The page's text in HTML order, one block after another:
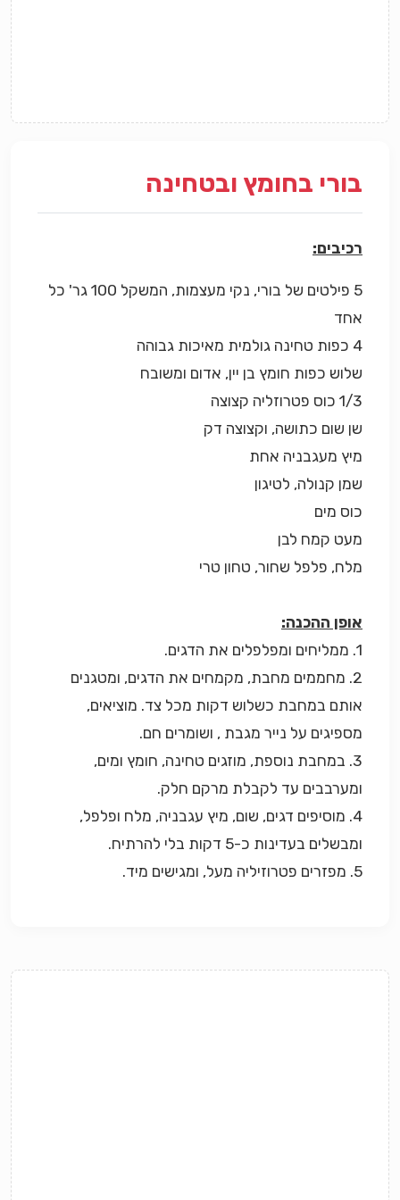
בורי בחומץ ובטחינה
רכיבים:
5 פילטים של בורי, נקי מעצמות, המשקל 100 גר' כל
אחד
4 כפות טחינה גולמית מאיכות גבוהה
שלוש כפות חומץ בן יין, אדום ומשובח
1/3 כוס פטרוזליה קצוצה
שן שום כתושה, וקצוצה דק
מיץ מעגבניה אחת
שמן קנולה, לטיגון
כוס מים
מעט קמח לבן
מלח, פלפל שחור, טחון טרי
אופן ההכנה:
1. ממליחים ומפלפלים את הדגים.
2. מחממים מחבת, מקמחים את הדגים, ומטגנים
אותם במחבת כשלוש דקות מכל צד. מוציאים,
מספיגים על נייר מגבת , ושומרים חם.
3. במחבת נוספת, מוזגים טחינה, חומץ ומים,
ומערבבים עד לקבלת מרקם חלק.
4. מוסיפים דגים, שום, מיץ עגבניה, מלח ופלפל,
ומבשלים בעדינות כ-5 דקות בלי להרתיח.
5. מפזרים פטרוזיליה מעל, ומגישים מיד.